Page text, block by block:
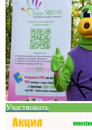
Участвовать